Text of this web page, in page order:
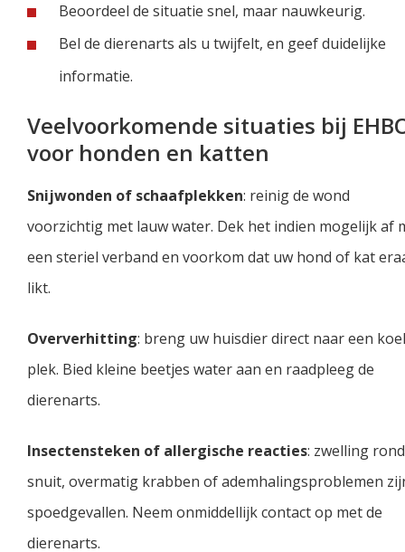
Beoordeel de situatie snel, maar nauwkeurig.
Bel de dierenarts als u twijfelt, en geef duidelijke
informatie.
Veelvoorkomende situaties bij
voor honden en katten
Snijwonden of schaafplekken: reinig de wond
voorzichtig met lauw water. Dek het indien mogelijk af
een steriel verband en voorkom dat uw hond of kat
likt.
Oververhitting: breng uw huisdier direct naar een
plek. Bied kleine beetjes water aan en raadpleeg de
dierenarts.
Insectensteken of allergische reacties: zwelling
snuit, overmatig krabben of ademhalingsproblemen
spoedgevallen. Neem onmiddellijk contact op met de
dierenarts.